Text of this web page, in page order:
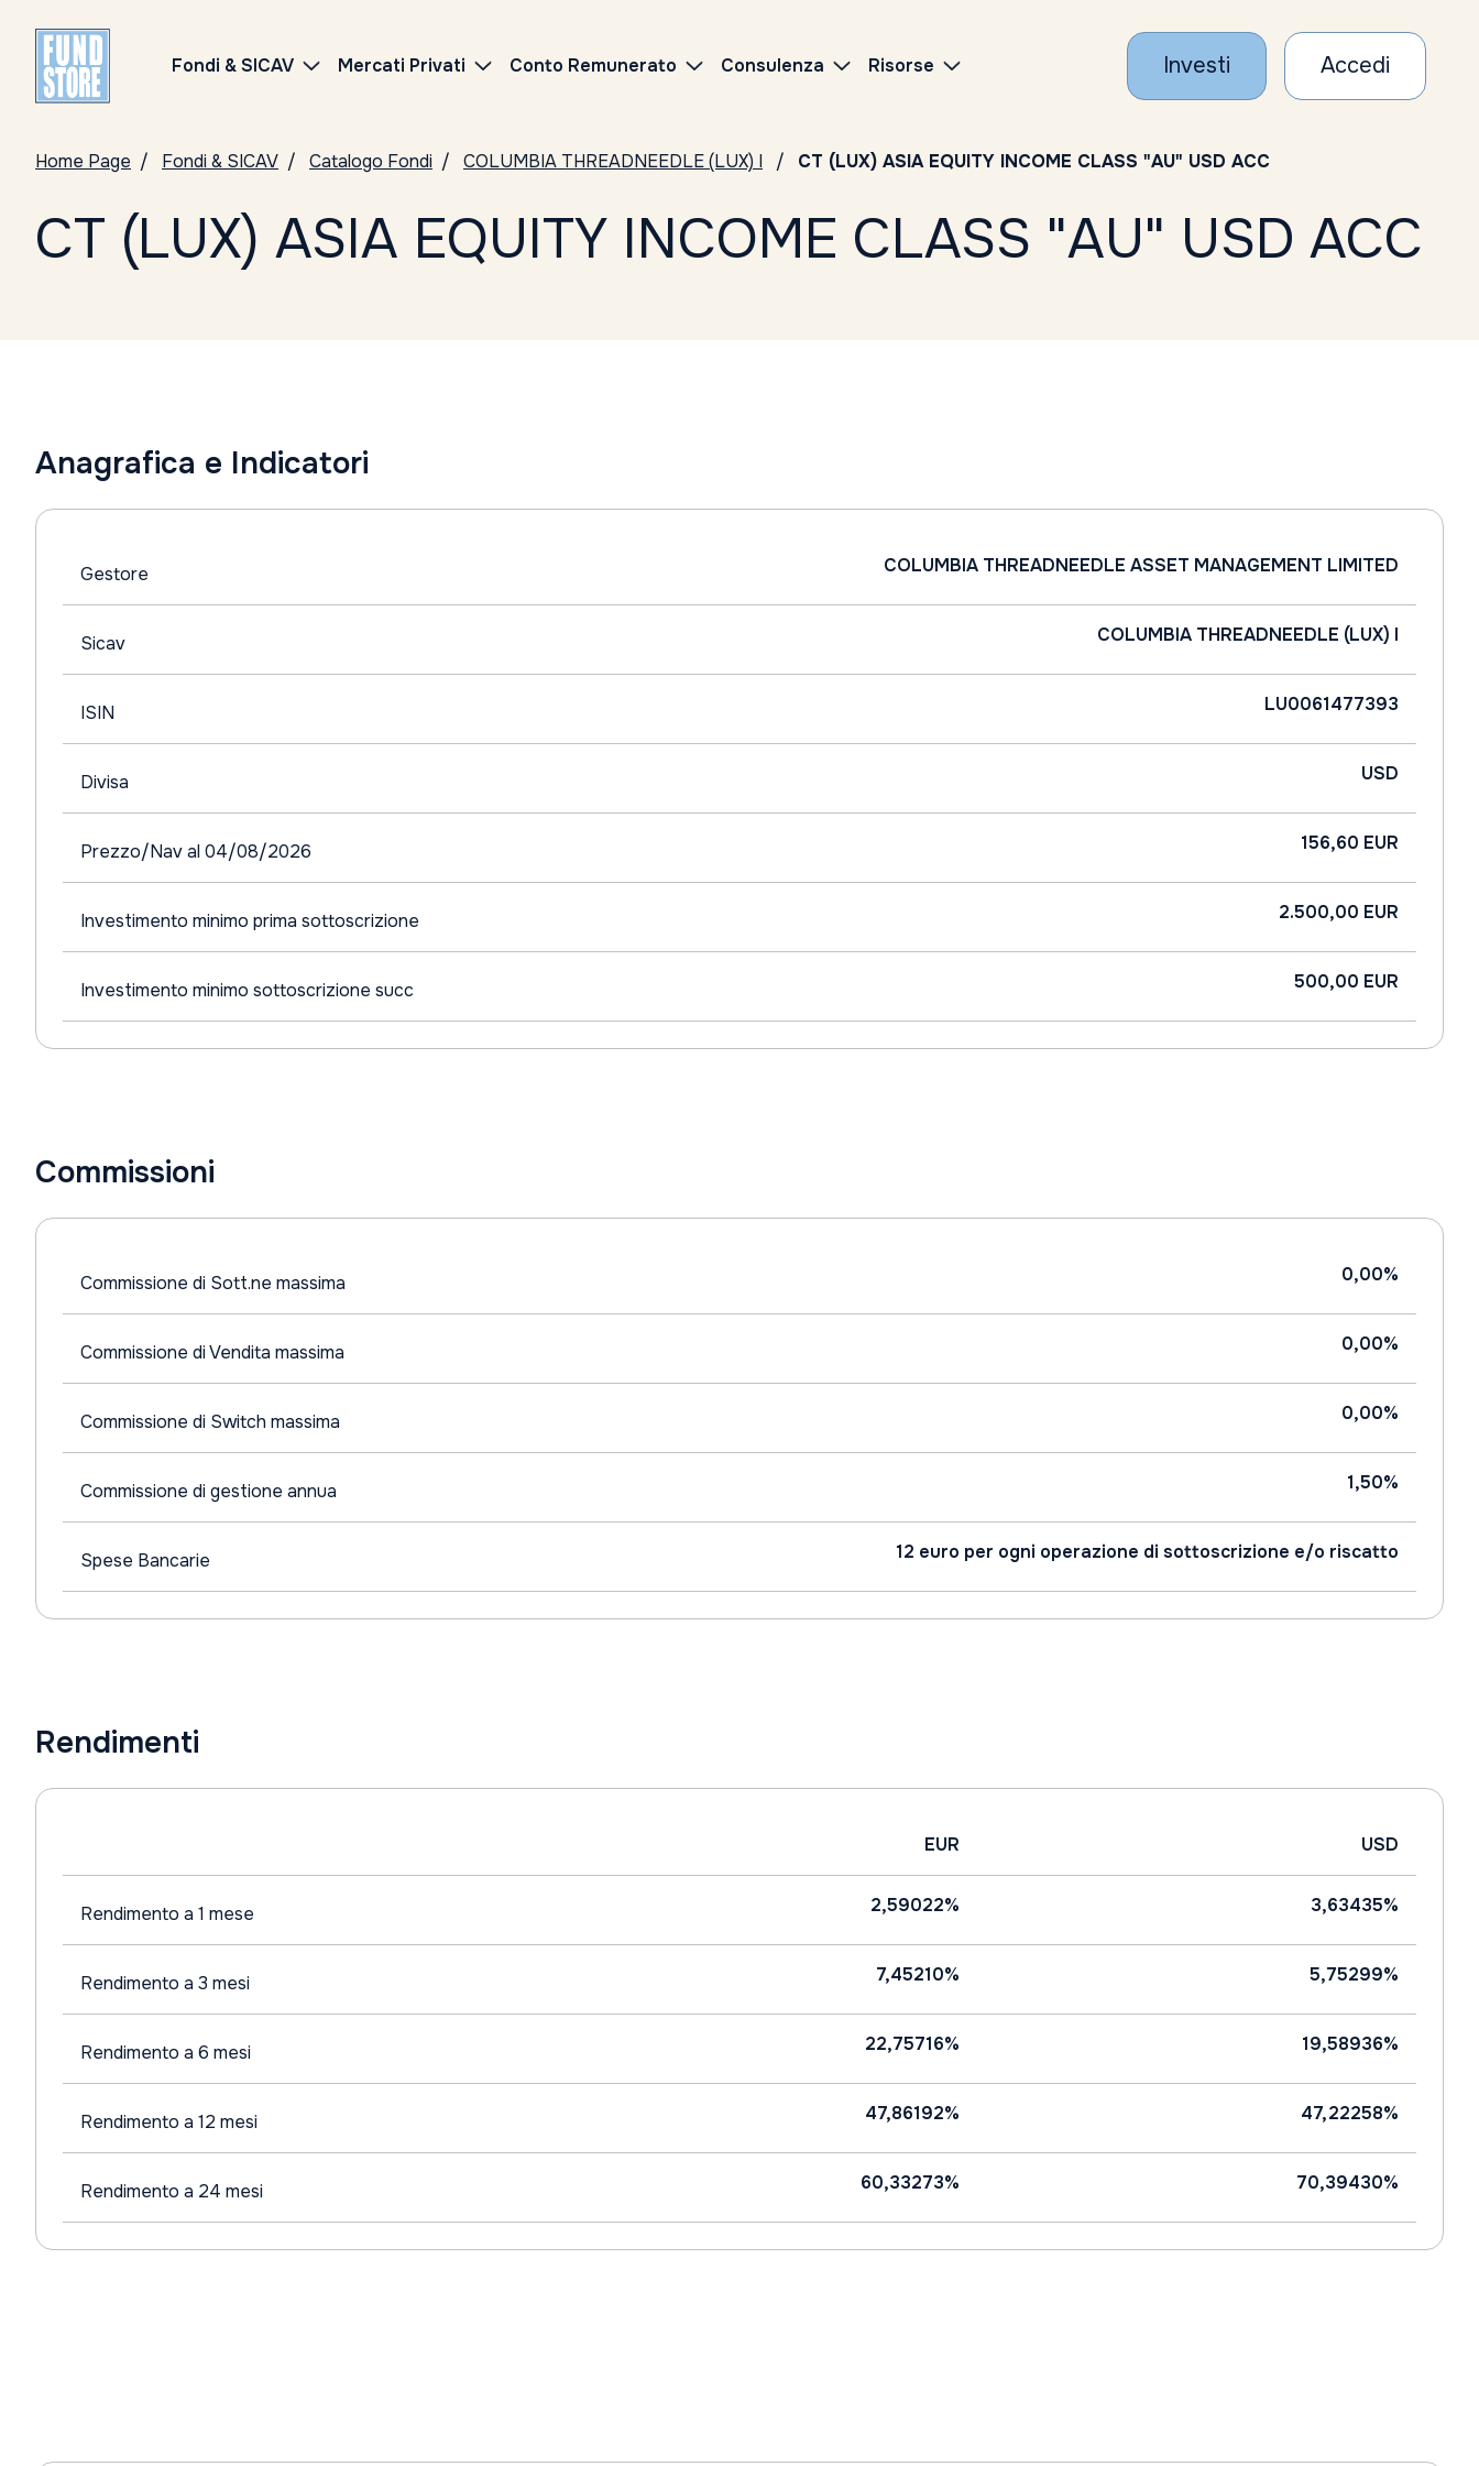
Fondi & SICAV Mercati Privati Conto Remunerato Consulenza Risorse Investi Accedi
Home Page Fondi & SICAV Catalogo Fondi COLUMBIA THREADNEEDLE (LUX) I CT (LUX) ASIA EQUITY INCOME CLASS "AU" USD ACC
CT (LUX) ASIA EQUITY INCOME CLASS "AU" USD ACC
Anagrafica e Indicatori
Gestore COLUMBIA THREADNEEDLE ASSET MANAGEMENT LIMITED
Sicav COLUMBIA THREADNEEDLE (LUX) I
ISIN LU0061477393
Divisa USD
Prezzo/Nav al 04/08/2026 156,60 EUR
Investimento minimo prima sottoscrizione 2.500,00 EUR
Investimento minimo sottoscrizione succ 500,00 EUR
Commissioni
Commissione di Sott.ne massima 0,00%
Commissione di Vendita massima 0,00%
Commissione di Switch massima 0,00%
Commissione di gestione annua 1,50%
Spese Bancarie 12 euro per ogni operazione di sottoscrizione e/o riscatto
Rendimenti
EUR USD
Rendimento a 1 mese 2,59022% 3,63435%
Rendimento a 3 mesi 7,45210% 5,75299%
Rendimento a 6 mesi 22,75716% 19,58936%
Rendimento a 12 mesi 47,86192% 47,22258%
Rendimento a 24 mesi 60,33273% 70,39430%